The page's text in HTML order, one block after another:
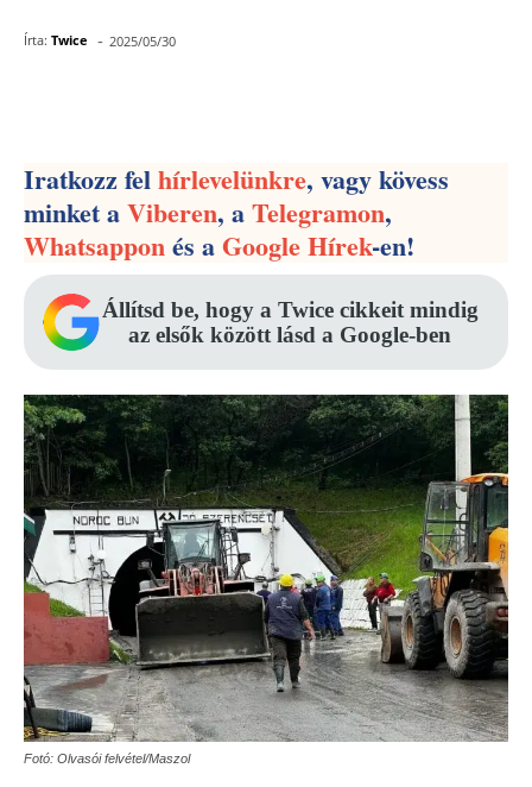
Írta: Twice - 2025/05/30
Iratkozz felhírlevelünkre, vagy kövess
minket aViberen, aTelegramon,
Whatsapponés aGoogle Hírek-en!
Állítsd be, hogy a Twice cikkeit mindig
az elsők között lásd a Google-ben
Fotó: Olvasói felvétel/Maszol